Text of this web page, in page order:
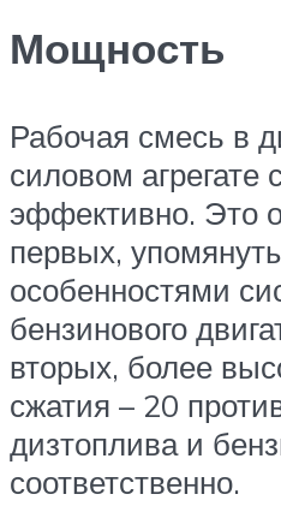
Мощность
Рабочая смесь в
силовом агрегате
эффективно. Это
первых,
особенностями
бензинового
вторых, более
сжатия – 20
дизтоплива и
соответственно.